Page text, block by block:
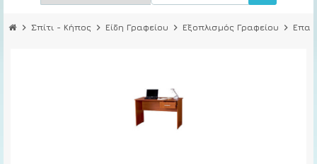
chevron_right Σπίτι - Κήπος chevron_right Είδη Γραφείου chevron_right Εξοπλισμός Γραφείου chevron_right